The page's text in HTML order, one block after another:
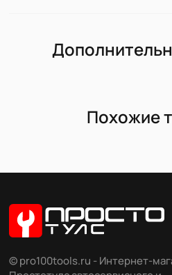
Похожие
© pro100tools.ru - Интернет-